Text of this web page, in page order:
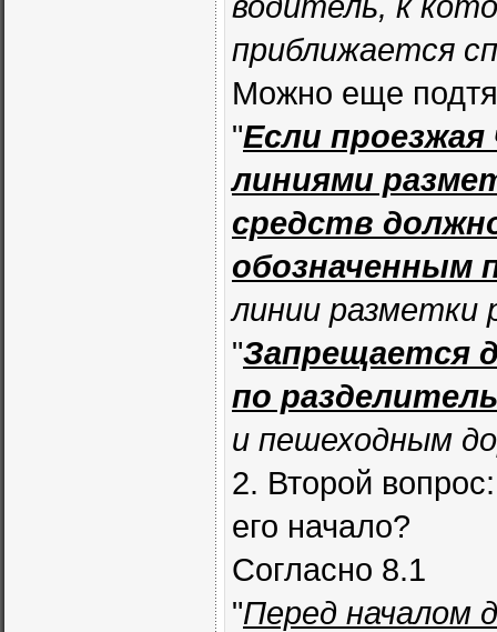
приближается
Можно еще
"Если
линиями
средств
обозначенным
линии разметки
"Запрещается
по
и пешеходным
2. Второй
его начало?
Согласно 8.1
"Перед началом